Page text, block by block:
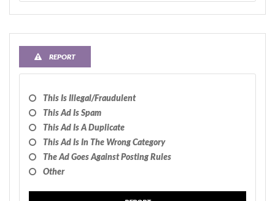
REPORT
This Is Illegal/fraudulent
This Ad Is Spam
This Ad Is A Duplicate
This Ad Is In The Wrong Category
The Ad Goes Against Posting Rules
Other